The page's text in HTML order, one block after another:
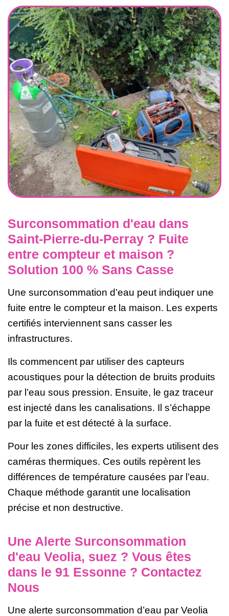
Surconsommation d'eau dans
Saint-Pierre-du-Perray ? Fuite
entre compteur et maison ?
Solution 100 % Sans Casse
Une surconsommation d’eau peut indiquer une
fuite entre le compteur et la maison. Les experts
certifiés interviennent sans casser les
infrastructures.
Ils commencent par utiliser des capteurs
acoustiques pour la détection de bruits produits
par l’eau sous pression. Ensuite, le gaz traceur
est injecté dans les canalisations. Il s’échappe
par la fuite et est détecté à la surface.
Pour les zones difficiles, les experts utilisent des
caméras thermiques. Ces outils repèrent les
différences de température causées par l’eau.
Chaque méthode garantit une localisation
précise et non destructive.
Une Alerte Surconsommation
d'eau Veolia, suez ? Vous êtes
dans le 91 Essonne ? Contactez
Nous
Une alerte surconsommation d’eau par Veolia